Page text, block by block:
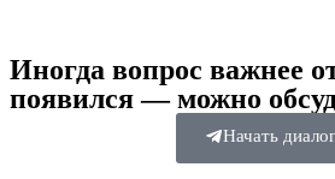
Иногда вопрос важнее
появился — можно
Начать диалог